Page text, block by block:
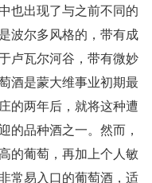
也出现了与之前不同的
波尔多风格的，带有成
卢瓦尔河谷，带有微妙
酒是蒙大维事业初期最
的两年后，就将这种遭
的品种酒之一。然而，
的葡萄，再加上个人敏
易入口的葡萄酒，适